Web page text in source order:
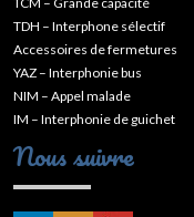
TDH – Interphone sélectif
Accessoires de fermetures
YAZ – Interphonie bus
NIM – Appel malade
IM – Interphonie de guichet
Nous suivre